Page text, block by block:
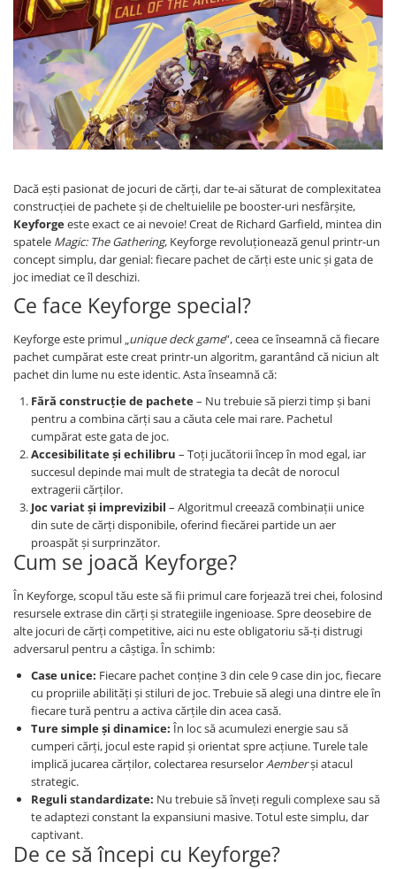
Battletech
Final Girl - solo game
Miniaturi Arkham Horror
Miniaturi HEROCLIX
Accesorii pentru boardgames
Playmats
Deck Boxes/Cutii pentru carti
Portofolii/ Clasoare pentru carti
The Army Painter
Organizatoare
Zaruri
Carti de joc
Alte produse Hobby
Merch Lex Hobby Store
Pop Culture
Sepci
Tricouri
Postere
Geek Stuff
Figurine
Cani/Pahare
Brelocuri
Plusuri si papusi
Decoratiuni
Carti
Fesuri
Studio Ghibli/My Neighbor
Totoro/Kiki etc
Minecraft
Carnetele
Dragon Ball
Dacă ești pasionat de jocuri de cărți, dar te-ai săturat de complexitatea
construcției de pachete și de cheltuielile pe booster-uri nesfârșite,
Keyforgeeste exact ce ai nevoie! Creat de Richard Garfield, mintea din
spatele Magic: The Gathering, Keyforge revoluționează genul printr-un
concept simplu, dar genial: fiecare pachet de cărți este unic și gata de
joc imediat ce îl deschizi.
Ce face Keyforge special?
Keyforge este primul „unique deck game”, ceea ce înseamnă că fiecare
pachet cumpărat este creat printr-un algoritm, garantând că niciun alt
pachet din lume nu este identic. Asta înseamnă că:
Fără construcție de pachete– Nu trebuie să pierzi timp și bani
pentru a combina cărți sau a căuta cele mai rare. Pachetul
cumpărat este gata de joc.
Accesibilitate și echilibru – Toți jucătorii încep în mod egal, iar
succesul depinde mai mult de strategia ta decât de norocul
extragerii cărților.
Joc variat și imprevizibil – Algoritmul creează combinații unice
din sute de cărți disponibile, oferind fiecărei partide un aer
proaspăt și surprinzător.
Cum se joacă Keyforge?
În Keyforge, scopul tău este să fii primul care forjează trei chei, folosind
resursele extrase din cărți și strategiile ingenioase. Spre deosebire de
alte jocuri de cărți competitive, aici nu este obligatoriu să-ți distrugi
adversarul pentru a câștiga. În schimb:
Case unice: Fiecare pachet conține 3 din cele 9 case din joc, fiecare
cu propriile abilități și stiluri de joc. Trebuie să alegi una dintre ele în
fiecare tură pentru a activa cărțile din acea casă.
Ture simple și dinamice: În loc să acumulezi energie sau să
cumperi cărți, jocul este rapid și orientat spre acțiune. Turele tale
implică jucarea cărților, colectarea resurselorAemberși atacul
strategic.
Reguli standardizate: Nu trebuie să înveți reguli complexe sau să
te adaptezi constant la expansiuni masive. Totul este simplu, dar
captivant.
De ce să începi cu Keyforge?